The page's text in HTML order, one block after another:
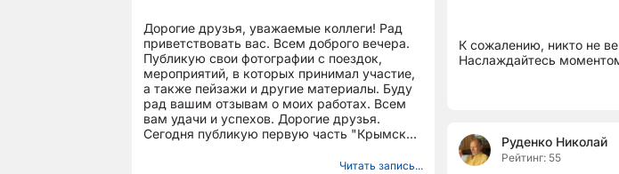
Дорогие друзья, уважаемые коллеги! Рад
приветствовать вас. Всем доброго вечера.
Публикую свои фотографии с поездок,
мероприятий, в которых принимал участие,
а также пейзажи и другие материалы. Буду
рад вашим отзывам о моих работах. Всем
вам удачи и успехов. Дорогие друзья.
Сегодня публикую первую часть "Крымских
Читать запись...
К сожалению, никто не
Наслаждайтесь
Руденко Николай
Рейтинг: 55